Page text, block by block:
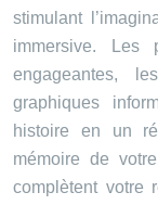
stimulant
immersive. Les
engageantes,
graphiques
histoire en un
mémoire de
complètent votre